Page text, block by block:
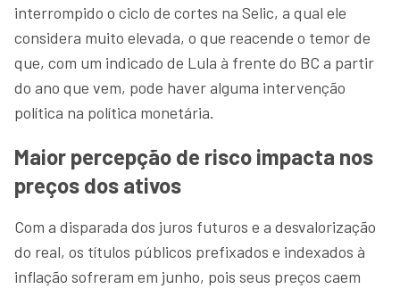
interrompido o ciclo de cortes na Selic, a qual ele
considera muito elevada, o que reacende o temor de
que, com um indicado de Lula à frente do BC a partir
do ano que vem, pode haver alguma intervenção
política na política monetária.
Maior percepção de risco impacta nos
preços dos ativos
Com a disparada dos juros futuros e a desvalorização
do real, os títulos públicos prefixados e indexados à
inflação sofreram em junho, pois seus preços caem